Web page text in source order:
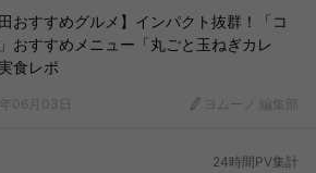
田おすすめグルメ】インパクト抜群！「コ
おすすめメニュー「丸ごと玉ねぎカレ
食レポ
06月03日 ヨムーノ 編集部
24時間PV集計